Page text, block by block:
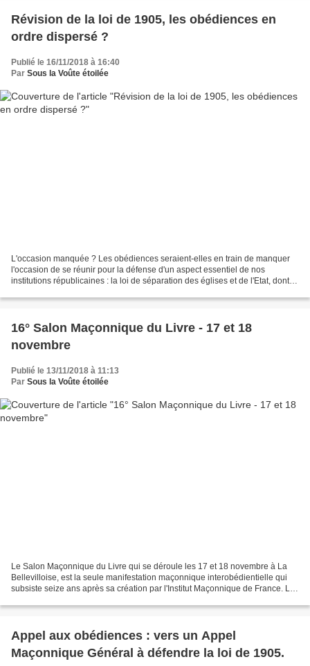
Révision de la loi de 1905, les obédiences en
ordre dispersé ?
Publié le 16/11/2018 à 16:40
Par Sous la Voûte étoilée
L'occasion manquée ? Les obédiences seraient-elles en train de manquer
l'occasion de se réunir pour la défense d'un aspect essentiel de nos
institutions républicaines : la loi de séparation des églises et de l'Etat, dont la
16° Salon Maçonnique du Livre - 17 et 18
novembre
Publié le 13/11/2018 à 11:13
Par Sous la Voûte étoilée
Le Salon Maçonnique du Livre qui se déroule les 17 et 18 novembre à La
Bellevilloise, est la seule manifestation maçonnique interobédientielle qui
subsiste seize ans après sa création par l'Institut Maçonnique de France. La
Appel aux obédiences : vers un Appel
Maçonnique Général à défendre la loi de 1905.